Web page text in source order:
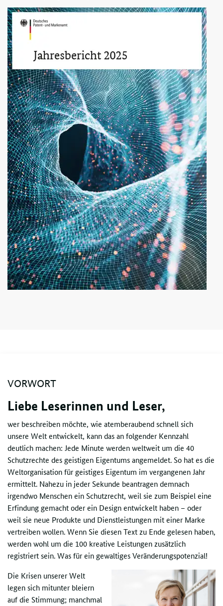
VORWORT
Liebe Leserinnen und Leser,
wer beschreiben möchte, wie atemberaubend schnell sich
unsere Welt entwickelt, kann das an folgender Kennzahl
deutlich machen: Jede Minute werden weltweit um die 40
Schutzrechte des geistigen Eigentums angemeldet. So hat es die
Weltorganisation für geistiges Eigentum im vergangenen Jahr
ermittelt. Nahezu in jeder Sekunde beantragen demnach
irgendwo Menschen ein Schutzrecht, weil sie zum Beispiel eine
Erfindung gemacht oder ein Design entwickelt haben – oder
weil sie neue Produkte und Dienstleistungen mit einer Marke
vertreiben wollen. Wenn Sie diesen Text zu Ende gelesen haben,
werden wohl um die 100 kreative Leistungen zusätzlich
registriert sein. Was für ein gewaltiges Veränderungspotenzial!
Die Krisen unserer Welt
legen sich mitunter bleiern
auf die Stimmung; manchmal